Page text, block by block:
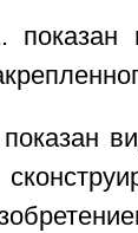
показан